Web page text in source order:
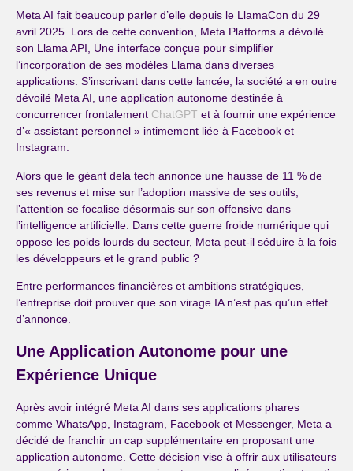
Meta AI fait beaucoup parler d’elle depuis le LlamaCon du 29
avril 2025. Lors de cette convention, Meta Platforms a dévoilé
son Llama API, Une interface conçue pour simplifier
l’incorporation de ses modèles Llama dans diverses
applications. S’inscrivant dans cette lancée, la société a en outre
dévoilé Meta AI, une application autonome destinée à
concurrencer frontalement ChatGPT et à fournir une expérience
d’« assistant personnel » intimement liée à Facebook et
Instagram.
Alors que le géant dela tech annonce une hausse de 11 % de
ses revenus et mise sur l’adoption massive de ses outils,
l’attention se focalise désormais sur son offensive dans
l’intelligence artificielle. Dans cette guerre froide numérique qui
oppose les poids lourds du secteur, Meta peut-il séduire à la fois
les développeurs et le grand public ?
Entre performances financières et ambitions stratégiques,
l’entreprise doit prouver que son virage IA n’est pas qu’un effet
d’annonce.
Une Application Autonome pour une
Expérience Unique
Après avoir intégré Meta AI dans ses applications phares
comme WhatsApp, Instagram, Facebook et Messenger, Meta a
décidé de franchir un cap supplémentaire en proposant une
application autonome. Cette décision vise à offrir aux utilisateurs